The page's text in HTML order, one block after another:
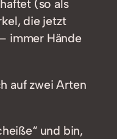
(so als
die jetzt
immer Hände
auf zwei Arten
und bin,